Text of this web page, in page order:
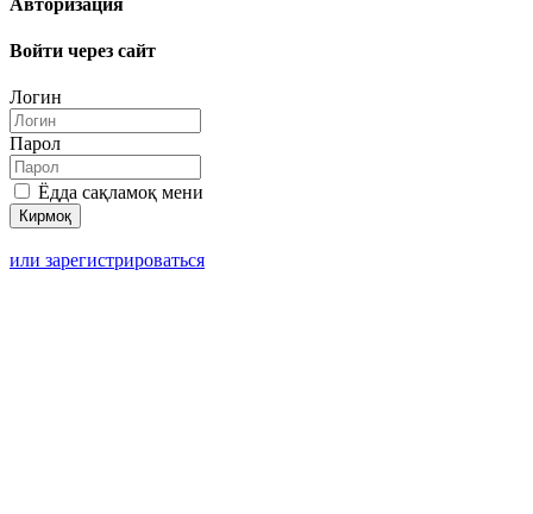
Войти через сайт
Логин
Парол
Ёдда сақламоқ мени
или зарегистрироваться